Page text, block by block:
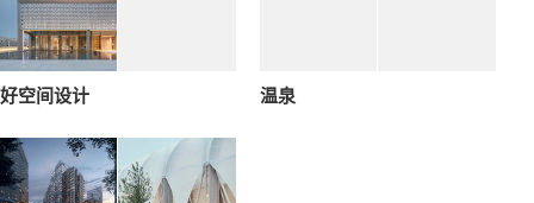
好空间设计 温泉